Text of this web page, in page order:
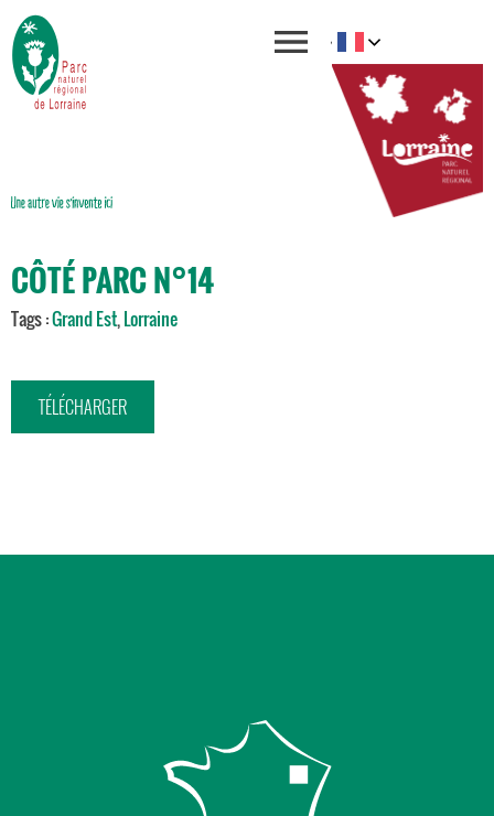
CÔTÉ PARC N°14
Tags :Grand Est,Lorraine
TÉLÉCHARGER